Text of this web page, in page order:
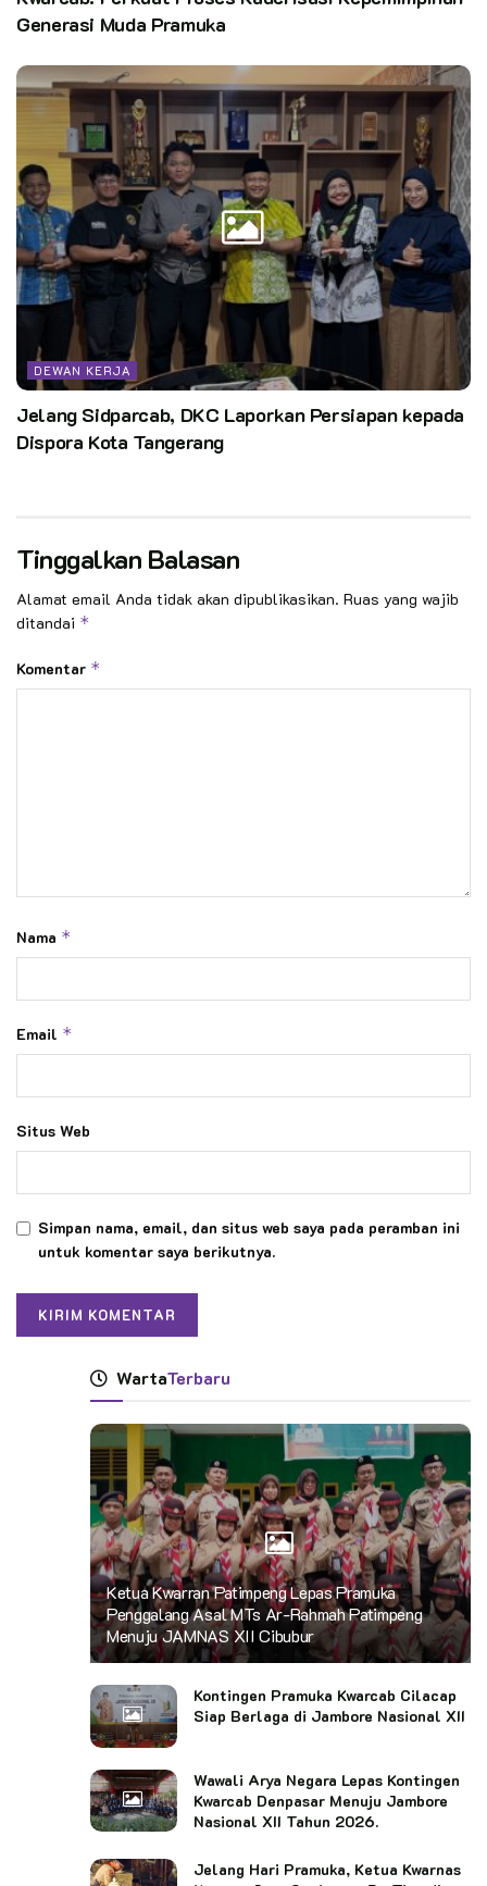
Generasi Muda Pramuka
DEWAN KERJA
Jelang Sidparcab, DKC Laporkan Persiapan kepada
Dispora Kota Tangerang
Tinggalkan Balasan
Alamat email Anda tidak akan dipublikasikan. Ruas yang wajib
ditandai *
Komentar *
Nama *
Email *
Situs Web
Simpan nama, email, dan situs web saya pada peramban ini
untuk komentar saya berikutnya.
WartaTerbaru
Ketua Kwarran Patimpeng Lepas Pramuka
Penggalang Asal MTs Ar-Rahmah Patimpeng
Menuju JAMNAS XII Cibubur
Kontingen Pramuka Kwarcab Cilacap
Siap Berlaga di Jambore Nasional XII
Wawali Arya Negara Lepas Kontingen
Kwarcab Denpasar Menuju Jambore
Nasional XII Tahun 2026.
Jelang Hari Pramuka, Ketua Kwarnas